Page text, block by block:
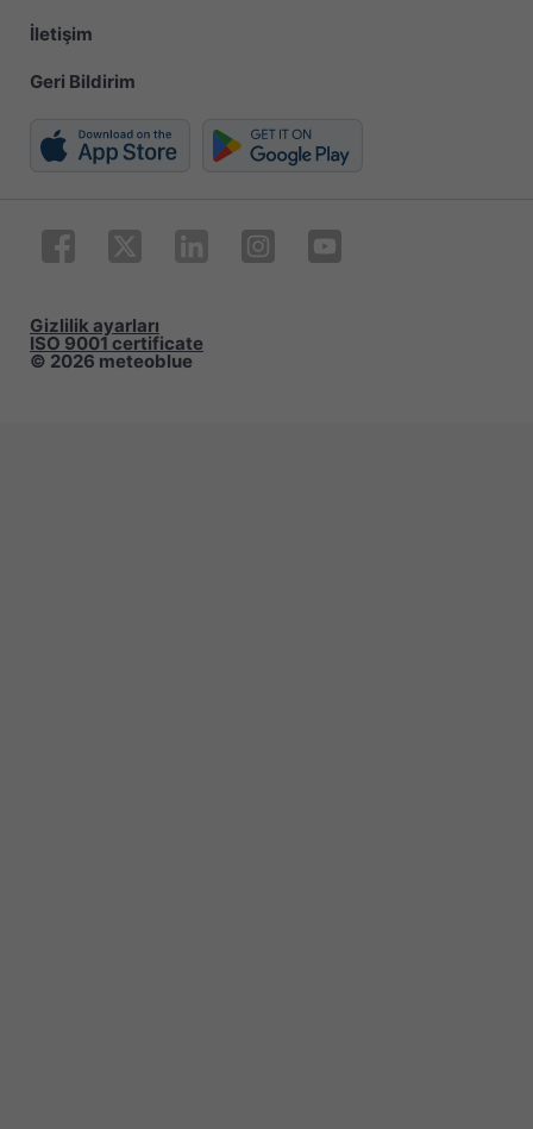
İletişim
Geri Bildirim
© 2026 meteoblue
ISO 9001 certificate
Gizlilik ayarları